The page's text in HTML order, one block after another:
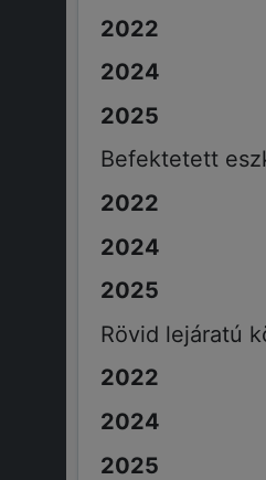
Befektetett
Rövid lejáratú